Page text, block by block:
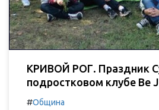
КРИВОЙ РОГ. Праздник
подростковом клубе Be
#Община